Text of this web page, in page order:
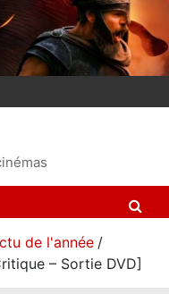
de l'année
– Sortie DVD]